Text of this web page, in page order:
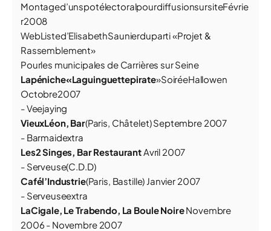
Montaged’unspotélectoralpourdiffusionsursiteFévrie
r2008
WebListed’ElisabethSaunierduparti «Projet &
Rassemblement»
Pourles municipales de Carrières sur Seine
Lapéniche«Laguinguettepirate»SoiréeHallowen
Octobre2007
- Veejaying
VieuxLéon, Bar(Paris, Châtelet) Septembre 2007
- Barmaidextra
Les2 Singes, Bar RestaurantAvril 2007
- Serveuse(C.D.D)
Cafél’Industrie(Paris, Bastille) Janvier 2007
- Serveuseextra
LaCigale, Le Trabendo, La Boule NoireNovembre
2006 - Novembre 2007